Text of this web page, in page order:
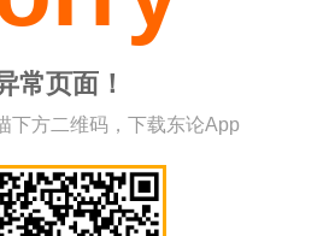
常页面！
下方二维码，下载东论App